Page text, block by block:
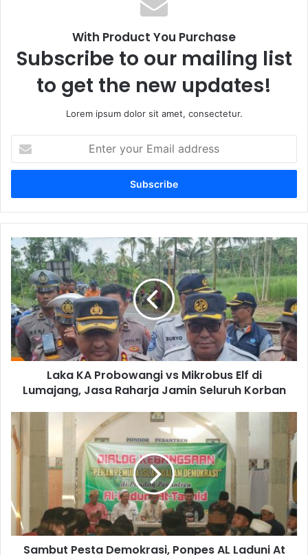
With Product You Purchase
Subscribe to our mailing list
to get the new updates!
Lorem ipsum dolor sit amet, consectetur.
t
r
y
u
r
E
m
a
i
l
a
d
s
L
a
k
a
K
A
P
r
o
n
g
M
Laka KA Probowangi vs Mikrobus Elf di
Lumajang, Jasa Raharja Jamin Seluruh Korban
a
m
P
e
s
Sambut Pesta Demokrasi, Ponpes AL Laduni At